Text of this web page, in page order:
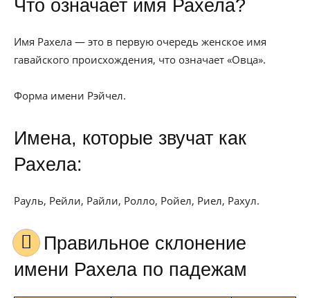
Что означает имя Рахела?
Имя Рахела — это в первую очередь женское имя
гавайского происхождения, что означает «Овца».
Форма имени Рэйчел.
Имена, которые звучат как
Рахела:
Рауль, Рейли, Райли, Ролло, Ройел, Риел, Рахул.
Правильное склонение
имени Рахела по падежам